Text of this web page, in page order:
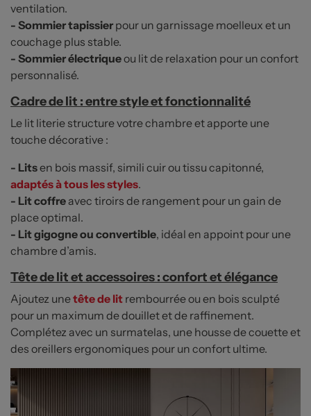
ventilation.
- Sommier tapissier pour un garnissage moelleux et un
couchage plus stable.
- Sommier électriqueou lit de relaxation pour un confort
personnalisé.
Cadre de lit : entre style et fonctionnalité
Le lit literie structure votre chambre et apporte une
touche décorative :
- Litsen bois massif, simili cuir ou tissu capitonné,
adaptés à tous les styles.
- Lit coffre avec tiroirs de rangement pour un gain de
place optimal.
- Lit gigogne ou convertible, idéal en appoint pour une
chambre d’amis.
Tête de lit et accessoires : confort et élégance
Ajoutez unetête de lit rembourrée ou en bois sculpté
pour un maximum de douillet et de raffinement.
Complétez avec un surmatelas, une housse de couette et
des oreillers ergonomiques pour un confort ultime.